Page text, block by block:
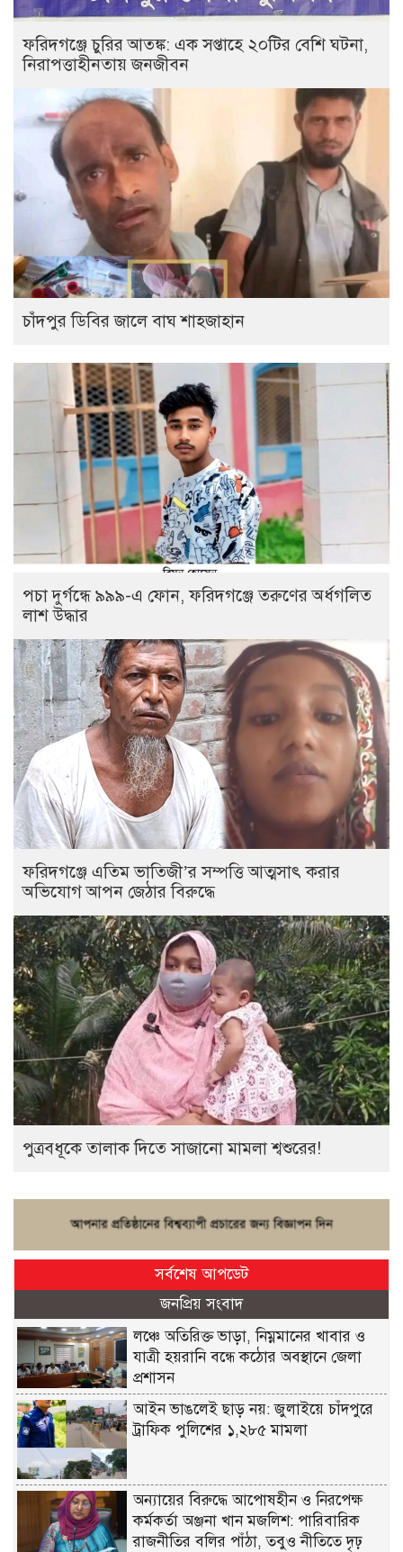
ফরিদগঞ্জে চুরির আতঙ্ক: এক সপ্তাহে ২০টির বেশি ঘটনা,
নিরাপত্তাহীনতায় জনজীবন
চাঁদপুর ডিবির জালে বাঘ শাহজাহান
পচা দুর্গন্ধে ৯৯৯-এ ফোন, ফরিদগঞ্জে তরুণের অর্ধগলিত
লাশ উদ্ধার
ফরিদগঞ্জে এতিম ভাতিজী’র সম্পত্তি আত্মসাৎ করার
অভিযোগ আপন জেঠার বিরুদ্ধে
পুত্রবধূকে তালাক দিতে সাজানো মামলা শ্বশুরের!
সর্বশেষ আপডেট
জনপ্রিয় সংবাদ
লঞ্চে অতিরিক্ত ভাড়া, নিম্নমানের খাবার ও
যাত্রী হয়রানি বন্ধে কঠোর অবস্থানে জেলা
প্রশাসন
আইন ভাঙলেই ছাড় নয়: জুলাইয়ে চাঁদপুরে
ট্রাফিক পুলিশের ১,২৮৫ মামলা
অন্যায়ের বিরুদ্ধে আপোষহীন ও নিরপেক্ষ
কর্মকর্তা অঞ্জনা খান মজলিশ: পারিবারিক
রাজনীতির বলির পাঁঠা, তবুও নীতিতে দৃঢ়